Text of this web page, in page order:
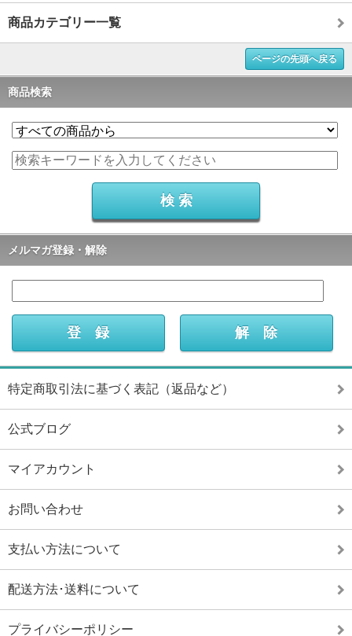
商品カテゴリー一覧
ページの先頭へ戻る
商品検索
メルマガ登録・解除
特定商取引法に基づく表記（返品など）
公式ブログ
マイアカウント
お問い合わせ
支払い方法について
配送方法･送料について
プライバシーポリシー